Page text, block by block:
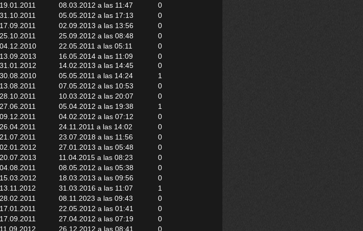
19.01.2011 08.03.2012 a las 11:47
0
31.10.2011 05.05.2012 a las 17:13
0
17.09.2011 02.09.2013 a las 13:56
0
25.10.2011 25.09.2012 a las 08:48
0
04.12.2010 22.05.2011 a las 05:11
0
13.09.2013 16.05.2014 a las 11:09
0
31.01.2012 14.02.2013 a las 14:45
0
30.08.2010 05.05.2011 a las 14:24
1
13.08.2011 07.05.2012 a las 10:53
0
28.10.2011 10.03.2012 a las 20:07
0
27.06.2011 05.04.2012 a las 19:38
1
09.12.2011 04.02.2012 a las 07:12
0
26.04.2011 24.11.2011 a las 14:02
0
21.07.2011 23.07.2018 a las 11:56
0
02.01.2012 27.01.2013 a las 05:48
0
20.07.2013 11.04.2015 a las 08:23
0
04.08.2011 08.05.2012 a las 05:38
0
15.03.2012 18.03.2013 a las 09:56
0
13.11.2012 31.03.2016 a las 11:07
1
28.02.2011 08.11.2023 a las 09:43
0
17.01.2011 22.05.2012 a las 01:41
0
17.09.2011 27.04.2012 a las 07:19
0
11.09.2012 26.12.2012 a las 08:41
0